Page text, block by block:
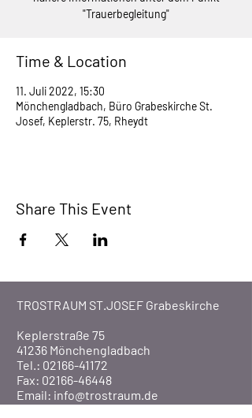
"Trauerbegleitung"
Time & Location
11. Juli 2022, 15:30
Mönchengladbach, Büro Grabeskirche St.
Josef, Keplerstr. 75, Rheydt
Share This Event
TROSTRAUM ST.JOSEF Grabeskirche
Keplerstraße 75
41236 Mönchengladbach
Tel.: 02166-41172
Fax: 02166-46448
Email: info@trostraum.de
Website: www.trostraum.de